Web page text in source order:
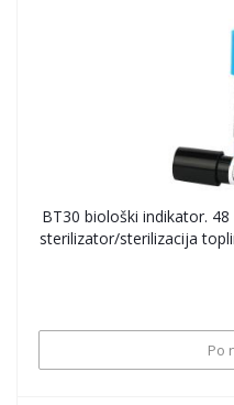
BT30 biološki indikator.
sterilizator/sterilizacija
Po